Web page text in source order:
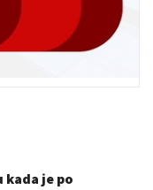
je po